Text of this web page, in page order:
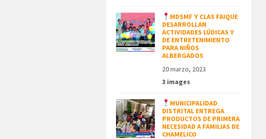
MDSMF Y CLAS FAIQUE
DESARROLLAN
ACTIVIDADES LÚDICAS Y
DE ENTRETENIMIENTO
PARA NIÑOS
ALBERGADOS
20 marzo, 2023
3 images
MUNICIPALIDAD
DISTRITAL ENTREGA
PRODUCTOS DE PRIMERA
NECESIDAD A FAMILIAS DE
CHAMELICO